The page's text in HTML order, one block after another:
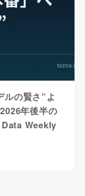
ルの賢さ”よ
年後半の
Weekly